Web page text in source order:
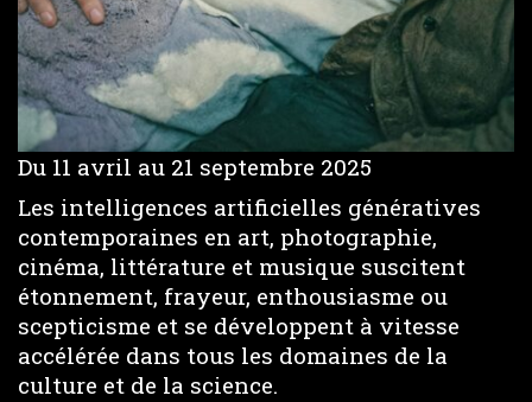
Du 11 avril au 21 septembre 2025
Les intelligences artificielles génératives
contemporaines en art, photographie,
cinéma, littérature et musique suscitent
étonnement, frayeur, enthousiasme ou
scepticisme et se développent à vitesse
accélérée dans tous les domaines de la
culture et de la science.